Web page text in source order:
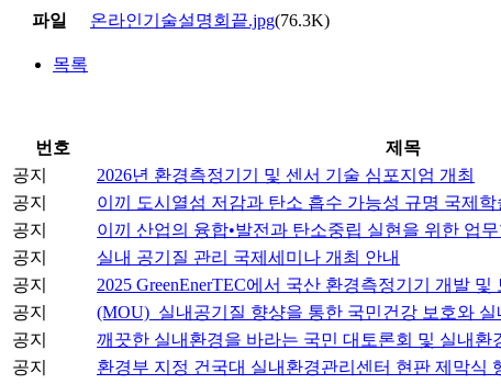
파일 온라인기술설명회끝.jpg(76.3K)
목록
번호 제목
공지
2026년 환경측정기기 및 센서 기술 심포지엄 개최
공지
이끼 도시열섬 저감과 탄소 흡수 가능성 규명 국제
공지
이끼 산업의 융합•발전과 탄소중립 실현을 위한 업
공지
실내 공기질 관리 국제세미나 개최 안내
공지
2025 GreenEnerTEC에서 국산 환경측정기기 개발 및
공지
(MOU)_실내공기질 향샹을 통한 국민건강 보호와
공지
깨끗한 실내환경을 바라는 국민 대토론회 및 실내
공지
환경부 지정 건국대 실내환경관리센터 현판 제막식